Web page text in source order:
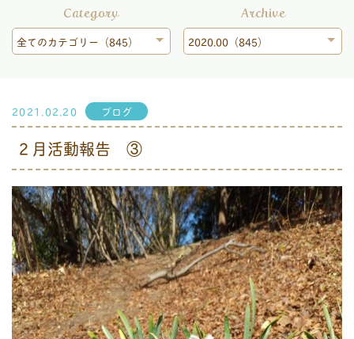
Category
全てのカテゴリー（845）
Archive
2020.00（845）
2021.02.20 ブログ
２月活動報告 ③